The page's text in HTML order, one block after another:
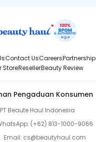
Contact UsCareersPartnership
StoreResellerBeauty Review
Pengaduan Konsumen
PT Beaute Haul Indonesia
(+62) 813-1000-9066
Email: cs@beautyhaul.com